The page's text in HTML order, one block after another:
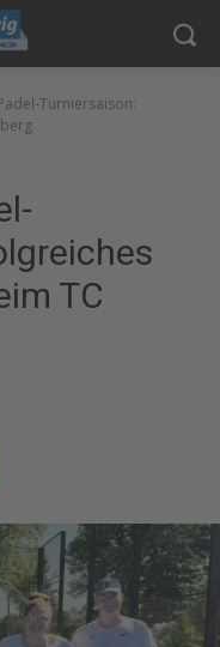
Turniersaison:
TC